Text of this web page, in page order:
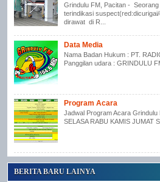
Grindulu FM, Pacitan -
terindikasi
dirawat di R...
Data Media
Nama Badan Hukum : PT.
Panggilan udara : GRINDULU
Program Acara
Jadwal Program Acara Grindulu
SELASA RABU KAMIS JUMAT
BERITA BARU LAINYA